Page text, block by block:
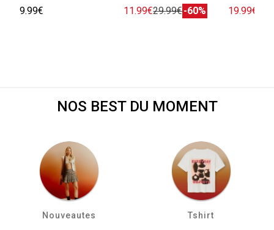
9.99€
11.99€29.99€-60% 19.99€
NOS BEST DU MOMENT
Nouveautes Tshirt